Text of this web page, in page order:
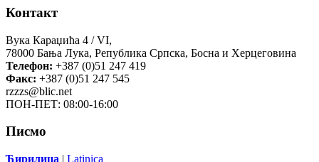
Контакт
Вука Караџића 4 / VI,
78000 Бања Лука, Република Српска, Босна и Херцеговина
Телефон: +387 (0)51 247 419
Факс: +387 (0)51 247 545
rzzzs@blic.net
ПОН-ПЕТ: 08:00-16:00
Писмо
Ћирилица | Latinica